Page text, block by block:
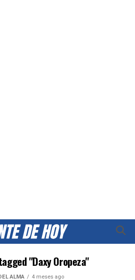
"Daxy Oropeza"
ALMA 4 meses ago